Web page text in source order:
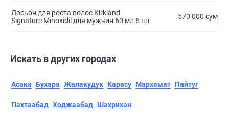
Лосьон для роста волос Kirkland
Signature Minoxidil для мужчин 60 мл 6 шт
570 000 сум
Искать в других городах
Асака Бухара Жалакудук Карасу Мархамат Пайтуг
Пахтаабад Ходжаабад Шахрихан